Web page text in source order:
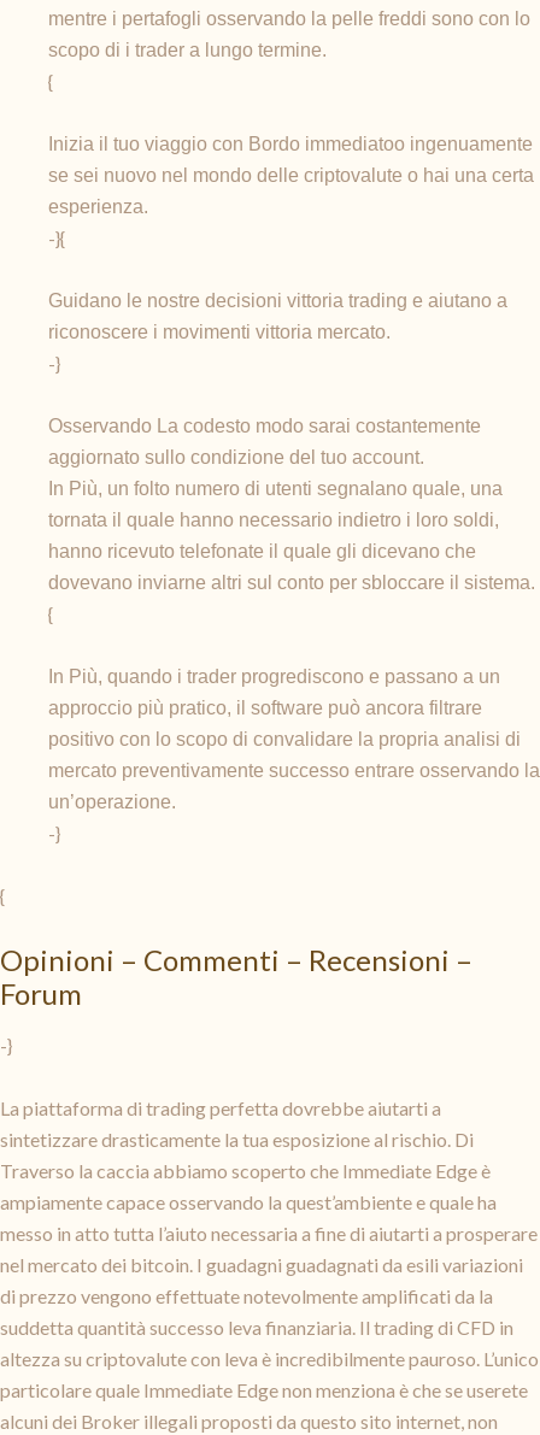
mentre i pertafogli osservando la pelle freddi sono con lo
scopo di i trader a lungo termine.
{
Inizia il tuo viaggio con Bordo immediatoo ingenuamente
se sei nuovo nel mondo delle criptovalute o hai una certa
esperienza.
-}{
Guidano le nostre decisioni vittoria trading e aiutano a
riconoscere i movimenti vittoria mercato.
-}
Osservando La codesto modo sarai costantemente
aggiornato sullo condizione del tuo account.
In Più, un folto numero di utenti segnalano quale, una
tornata il quale hanno necessario indietro i loro soldi,
hanno ricevuto telefonate il quale gli dicevano che
dovevano inviarne altri sul conto per sbloccare il sistema.
{
In Più, quando i trader progrediscono e passano a un
approccio più pratico, il software può ancora filtrare
positivo con lo scopo di convalidare la propria analisi di
mercato preventivamente successo entrare osservando la
un’operazione.
-}
{
Opinioni – Commenti – Recensioni –
Forum
-}
La piattaforma di trading perfetta dovrebbe aiutarti a
sintetizzare drasticamente la tua esposizione al rischio. Di
Traverso la caccia abbiamo scoperto che Immediate Edge è
ampiamente capace osservando la quest’ambiente e quale ha
messo in atto tutta l’aiuto necessaria a fine di aiutarti a prosperare
nel mercato dei bitcoin. I guadagni guadagnati da esili variazioni
di prezzo vengono effettuate notevolmente amplificati da la
suddetta quantità successo leva finanziaria. Il trading di CFD in
altezza su criptovalute con leva è incredibilmente pauroso. L’unico
particolare quale Immediate Edge non menziona è che se userete
alcuni dei Broker illegali proposti da questo sito internet, non